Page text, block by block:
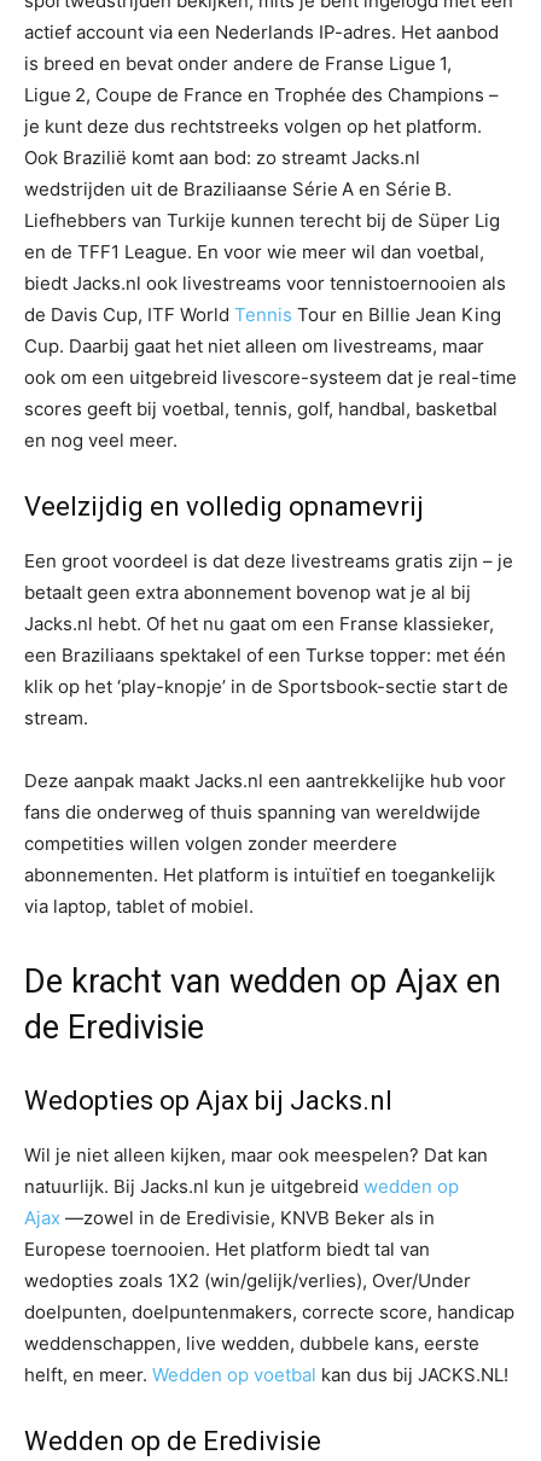
actief account via een Nederlands IP-adres. Het aanbod
is breed en bevat onder andere de Franse Ligue 1,
Ligue 2, Coupe de France en Trophée des Champions –
je kunt deze dus rechtstreeks volgen op het platform.
Ook Brazilië komt aan bod: zo streamt Jacks.nl
wedstrijden uit de Braziliaanse Série A en Série B.
Liefhebbers van Turkije kunnen terecht bij de Süper Lig
en de TFF1 League. En voor wie meer wil dan voetbal,
biedt Jacks.nl ook livestreams voor tennistoernooien als
de Davis Cup, ITF World Tennis Tour en Billie Jean King
Cup. Daarbij gaat het niet alleen om livestreams, maar
ook om een uitgebreid livescore-systeem dat je real-time
scores geeft bij voetbal, tennis, golf, handbal, basketbal
en nog veel meer.
Veelzijdig en volledig opnamevrij
Een groot voordeel is dat deze livestreams gratis zijn – je
betaalt geen extra abonnement bovenop wat je al bij
Jacks.nl hebt. Of het nu gaat om een Franse klassieker,
een Braziliaans spektakel of een Turkse topper: met één
klik op het ‘play-knopje’ in de Sportsbook-sectie start de
stream.
Deze aanpak maakt Jacks.nl een aantrekkelijke hub voor
fans die onderweg of thuis spanning van wereldwijde
competities willen volgen zonder meerdere
abonnementen. Het platform is intuïtief en toegankelijk
via laptop, tablet of mobiel.
De kracht van wedden op Ajax en
de Eredivisie
Wedopties op Ajax bij Jacks.nl
Wil je niet alleen kijken, maar ook meespelen? Dat kan
natuurlijk. Bij Jacks.nl kun je uitgebreid wedden op
Ajax —zowel in de Eredivisie, KNVB Beker als in
Europese toernooien. Het platform biedt tal van
wedopties zoals 1X2 (win/gelijk/verlies), Over/Under
doelpunten, doelpuntenmakers, correcte score, handicap
weddenschappen, live wedden, dubbele kans, eerste
helft, en meer. Wedden op voetbal kan dus bij JACKS.NL!
Wedden op de Eredivisie